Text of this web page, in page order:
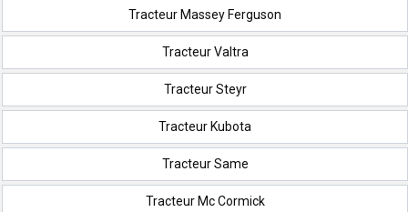
Tracteur Massey Ferguson
Tracteur Valtra
Tracteur Steyr
Tracteur Kubota
Tracteur Same
Tracteur Mc Cormick